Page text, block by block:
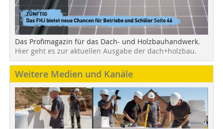
Das Profimagazin für das Dach- und Holzbauhandwerk.
Hier geht es zur aktuellen Ausgabe der dach+holzbau.
Weitere Medien und Kanäle